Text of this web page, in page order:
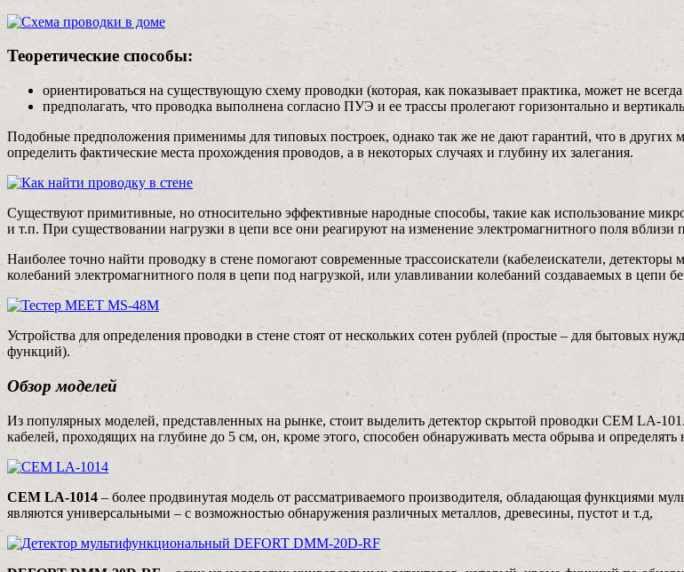
Теоретические способы:
ориентироваться на существующую схему проводки (которая, как показывает практика, может не всегда
предполагать, что проводка выполнена согласно ПУЭ и ее трассы пролегают горизонтально и
Подобные предположения применимы для типовых построек, однако так же не дают гарантий, что в
определить фактические места прохождения проводов, а в некоторых случаях и глубину их залегания.
Существуют примитивные, но относительно эффективные народные способы, такие как использование
и т.п. При существовании нагрузки в цепи все они реагируют на изменение электромагнитного поля вблизи
Наиболее точно найти проводку в стене помогают современные трассоискатели (кабелеискатели,
колебаний электромагнитного поля в цепи под нагрузкой, или улавливании колебаний создаваемых в цепи
Устройства для определения проводки в стене стоят от нескольких сотен рублей (простые – для бытовых
функций).
Обзор моделей
Из популярных моделей, представленных на рынке, стоит выделить детектор скрытой проводки СЕМ LA-
кабелей, проходящих на глубине до 5 см, он, кроме этого, способен обнаруживать места обрыва и
CEM LA-1014– более продвинутая модель от рассматриваемого производителя, обладающая функциями
являются универсальными – с возможностью обнаружения различных металлов, древесины, пустот и т.д,